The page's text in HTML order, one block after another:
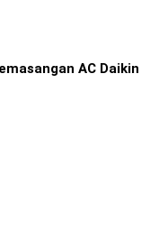
AC Daikin